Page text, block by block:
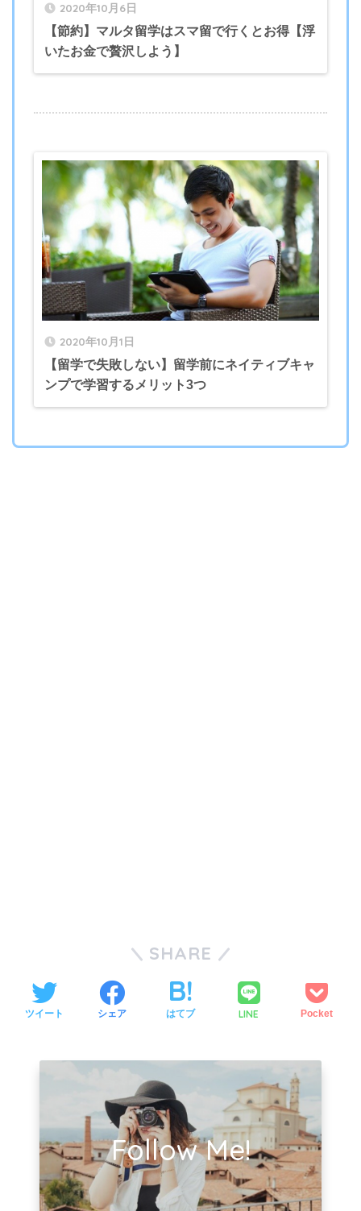
2020年10月6日
【節約】マルタ留学はスマ留で行くとお得【浮
いたお金で贅沢しよう】
2020年10月1日
【留学で失敗しない】留学前にネイティブキャ
ンプで学習するメリット3つ
SHARE
ツイート シェア はてブ LINE Pocket
Follow Me!